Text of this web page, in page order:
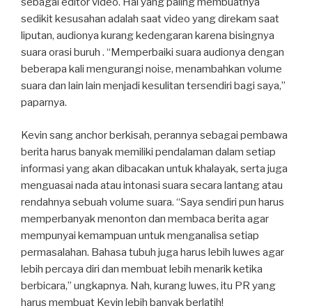
sedikit kesusahan adalah saat video yang direkam saat
liputan, audionya kurang kedengaran karena bisingnya
suara orasi buruh . “Memperbaiki suara audionya dengan
beberapa kali mengurangi noise, menambahkan volume
suara dan lain lain menjadi kesulitan tersendiri bagi saya,”
paparnya.
Kevin sang anchor berkisah, perannya sebagai pembawa
berita harus banyak memiliki pendalaman dalam setiap
informasi yang akan dibacakan untuk khalayak, serta juga
menguasai nada atau intonasi suara secara lantang atau
rendahnya sebuah volume suara. “Saya sendiri pun harus
memperbanyak menonton dan membaca berita agar
mempunyai kemampuan untuk menganalisa setiap
permasalahan. Bahasa tubuh juga harus lebih luwes agar
lebih percaya diri dan membuat lebih menarik ketika
berbicara,” ungkapnya. Nah, kurang luwes, itu PR yang
harus membuat Kevin lebih banyak berlatih!